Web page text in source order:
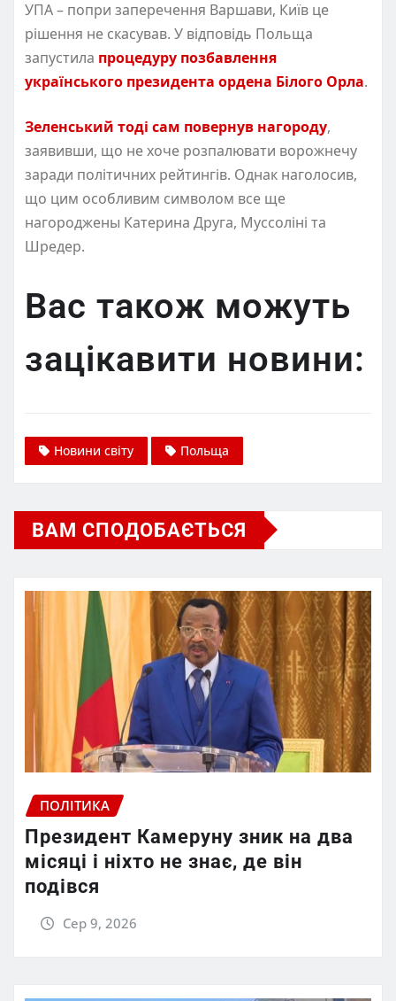
УПА – попри заперечення Варшави, Київ це
рішення не скасував. У відповідь Польща
запустила процедуру позбавлення
українського президента ордена Білого Орла.
Зеленський тоді сам повернув нагороду,
заявивши, що не хоче розпалювати ворожнечу
заради політичних рейтингів. Однак наголосив,
що цим особливим символом все ще
нагороджены Катерина Друга, Муссоліні та
Шредер.
Вас також можуть
зацікавити новини:
Новини світу Польща
ВАМ СПОДОБАЄТЬСЯ
ПОЛІТИКА
Президент Камеруну зник на два
місяці і ніхто не знає, де він
подівся
Сер 9, 2026